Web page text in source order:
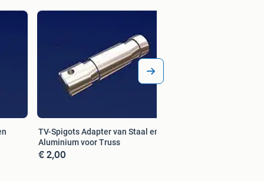
TV-Spigots Adapter van Staal en
Aluminium voor Truss
€ 2,00